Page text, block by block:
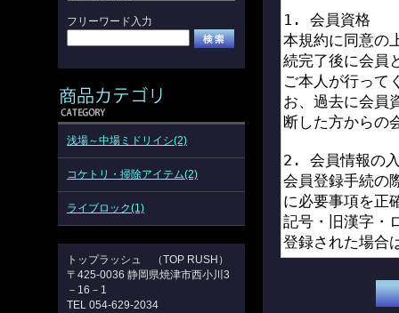
フリーワード入力
浅場～中場ミドリイシ(2)
コケトリ・掃除アイテム(2)
ライブロック(1)
トップラッシュ （TOP RUSH）
〒425-0036 静岡県焼津市西小川3
－16－1
TEL 054-629-2034